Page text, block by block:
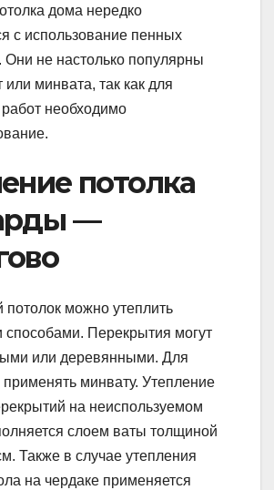
дома нередко
с использование пенных
Они не настолько популярны
или минвата, так как для
необходимо
потолка
—
можно утеплить
способами. Перекрытия могут
или деревянными. Для
минвату. Утепление
на неиспользуемом
слоем ваты толщиной
Также в случае утепления
на чердаке применяется